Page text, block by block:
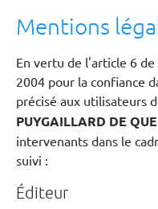
Mentions
En vertu de l'article 6
2004 pour la confiance
précisé aux utilisateurs
PUYGAILLARD DE
intervenants dans le
suivi :
Éditeur